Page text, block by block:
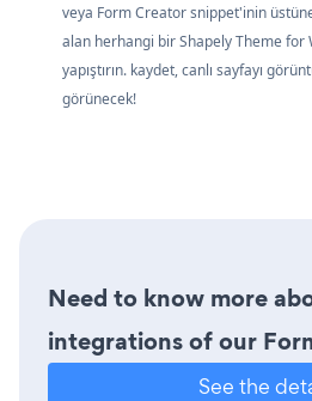
veya Form Creator snippet'inin
alan herhangi bir Shapely Theme for
yapıştırın. kaydet, canlı sayfayı
görünecek!
Need to know more
integrations of our
See the